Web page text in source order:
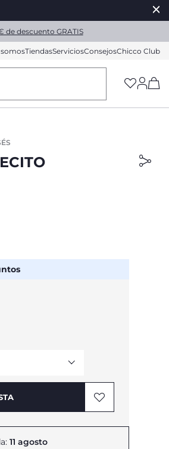
de descuento GRATIS
TiendasServiciosConsejosChicco Club
11 agosto